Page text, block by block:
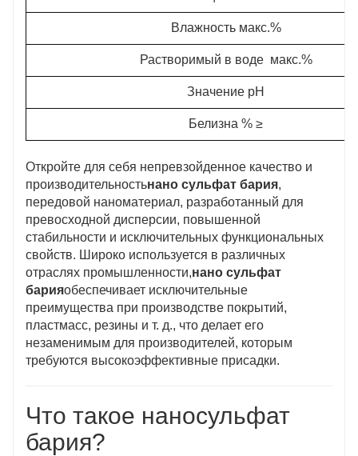
Влажность макс.%
Растворимый в воде макс.%
Значение pH
Белизна % ≥
Откройте для себя непревзойденное качество и
производительностьнано сульфат бария,
передовой наноматериал, разработанный для
превосходной дисперсии, повышенной
стабильности и исключительных функциональных
свойств. Широко используется в различных
отраслях промышленности,нано сульфат
барияобеспечивает исключительные
преимущества при производстве покрытий,
пластмасс, резины и т. д., что делает его
незаменимым для производителей, которым
требуются высокоэффективные присадки.
Что такое наносульфат
бария?